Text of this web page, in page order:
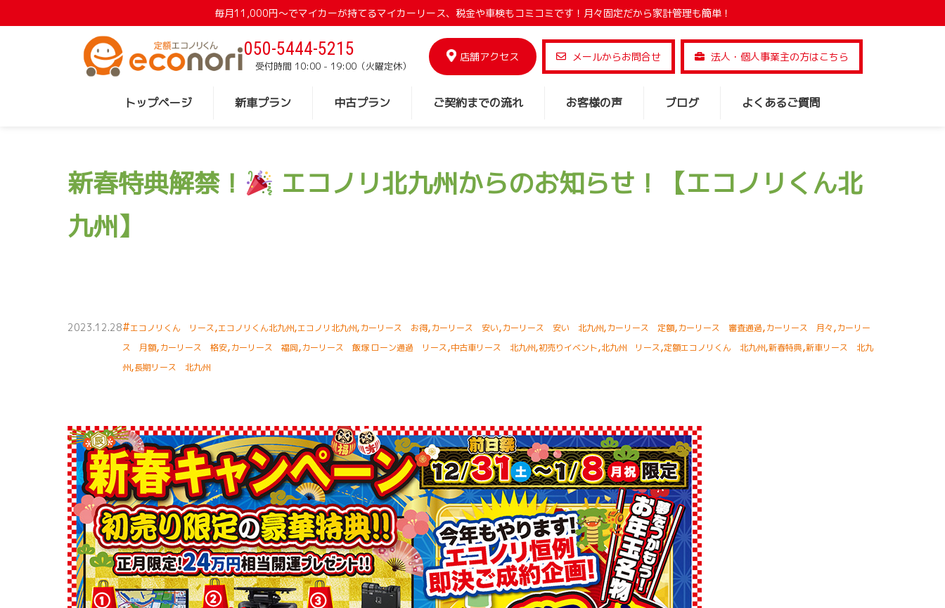
毎月11,000円〜でマイカーが持てるマイカーリース、税金や車検もコミコミです！月々固定だから家計管理も簡単！
050-5444-5215
受付時間 10:00 - 19:00（火曜定休）
店舗アクセス メールからお問合せ 法人・個人事業主の方はこちら
トップページ 新車プラン 中古プラン ご契約までの流れ お客様の声 ブログ よくあるご質問
新春特典解禁！
エコノリ北九州からのお知らせ！【エコノリくん北
九州】
2023.12.28#エコノリくん リース,エコノリくん北九州,エコノリ北九州,カーリース お得,カーリース 安い,カーリース 安い 北九州,カーリース 定額,カーリース 審査通過,カーリース 月々,カーリー
ス 月額,カーリース 格安,カーリース 福岡,カーリース 飯塚 ローン通過 リース,中古車リース 北九州,初売りイベント,北九州 リース,定額エコノリくん 北九州,新春特典,新車リース 北九
州,長期リース 北九州